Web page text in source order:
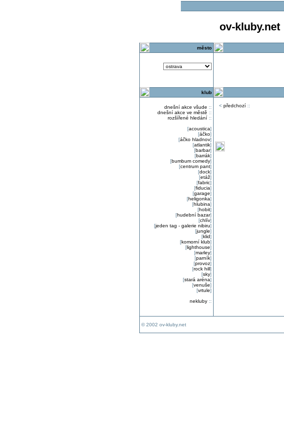
ov-kluby.net
město
klub
dnešní akce všude ::
dnešní akce ve městě ::
rozšířené hledání::
[acoustica]
[áčko]
[áčko hladnov]
[atlantik]
[barbar]
[barrák]
[bumbum comedy]
[centrum pant]
[dock]
[etáž]
[fabric]
[fiducia]
[garage]
[heligonka]
[hlubina]
[hobit]
[hudební bazar]
[chlív]
[jeden tag - galerie nibiru]
[jungle]
[klid]
[komorní klub]
[lighthouse]
[marley]
[parník]
[provoz]
[rock hill]
[sky]
[stará aréna]
[venuše]
[vrtule]
nekluby::
< předchozí::
© 2002 ov-kluby.net